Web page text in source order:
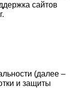
сайтов
(далее –
и защиты